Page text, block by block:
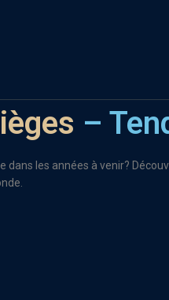
–
les années à venir?